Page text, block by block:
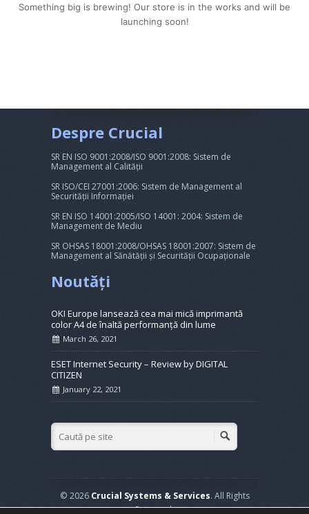
Something big is brewing! Our store is in the works and will be
launching soon!
Despre Crucial
SR EN ISO 9001:2008/ISO 9001:2008: Sistem de
Management al Calității
SR ISO/CEI 27001:2006: Sistem de Management al
Securității Informației
SR EN ISO 14001:2005/ISO 14001: 2004: Sistem de
Management de Mediu
SR OHSAS 18001:2008/OHSAS 18001:2007: Sistem de
Management al Sănătății și Securității Ocupaționale
Noutăți
OKI Europe lansează cea mai mică imprimantă
color A4 de înaltă performanță din lume
March 26, 2021
ESET Internet Security – Review by DIGITAL
CITIZEN
January 22, 2021
© 2026 Crucial Systems & Services. All Rights
Reserved.